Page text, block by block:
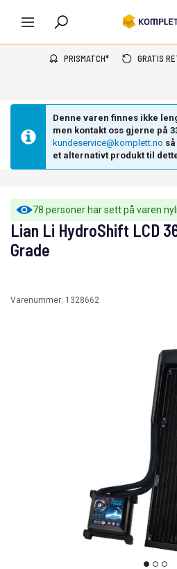
PRISMATCH* GRATIS
Denne varen finnes ikke
men kontakt oss gjerne på
kundeservice@komplett.no
et alternativt produkt til
78 personer har sett på varen
Lian Li HydroShift LCD
Grade
Varenummer: 1328662